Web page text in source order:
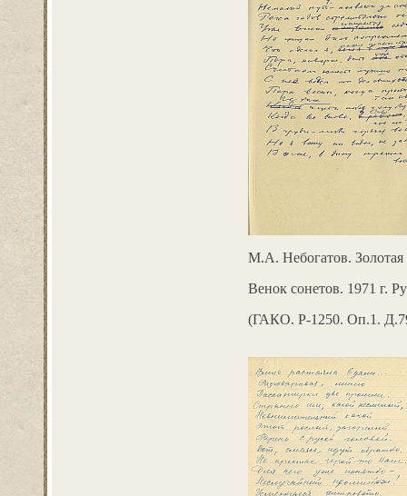
М.А. Небогатов. Золотая
Венок сонетов. 1971 г.
(ГАКО. Р-1250. Оп.1.